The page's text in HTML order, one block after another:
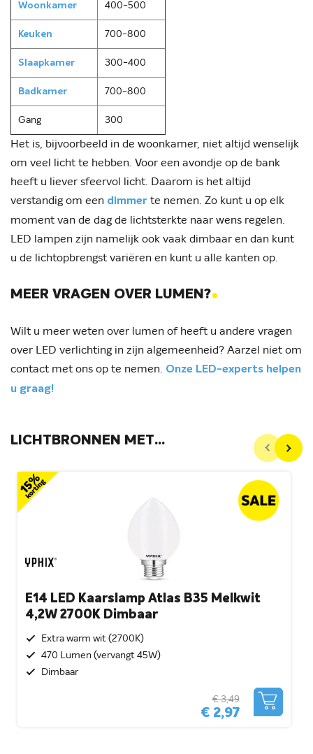
Woonkamer 400-500
Keuken 700-800
Slaapkamer 300-400
Badkamer 700-800
Gang 300
Het is, bijvoorbeeld in de woonkamer, niet altijd wenselijk
om veel licht te hebben. Voor een avondje op de bank
heeft u liever sfeervol licht. Daarom is het altijd
verstandig om een dimmer te nemen. Zo kunt u op elk
moment van de dag de lichtsterkte naar wens regelen.
LED lampen zijn namelijk ook vaak dimbaar en dan kunt
u de lichtopbrengst variëren en kunt u alle kanten op.
MEER VRAGEN OVER LUMEN?.
Wilt u meer weten over lumen of heeft u andere vragen
over LED verlichting in zijn algemeenheid? Aarzel niet om
contact met ons op te nemen. Onze LED-experts helpen
u graag!
LICHTBRONNEN MET
E14 LED Kaarslamp Atlas B35 Melkwit
4,2W 2700K Dimbaar
Extra warm wit (2700K)
470 Lumen (vervangt 45W)
Dimbaar
€ 2,97
€ 3,49